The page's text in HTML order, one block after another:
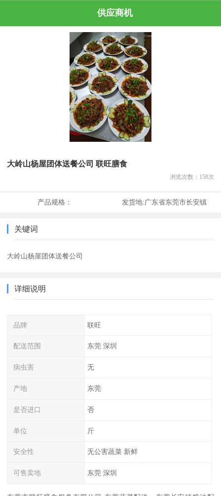
供应商机
大岭山杨屋团体送餐公司 联旺膳食
浏览次数： 158次
产品规格： 发货地:广东省东莞市长安镇
关键词
大岭山杨屋团体送餐公司
详细说明
品牌 联旺
配送范围 东莞 深圳
病虫害 无
产地 东莞
是否进口 否
单位 斤
安全性 无公害蔬菜 新鲜
可售卖地 东莞 深圳